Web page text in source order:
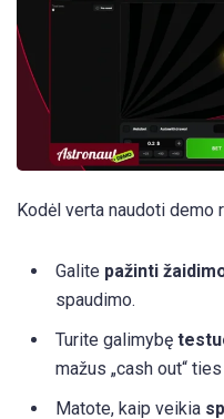
Kodėl verta naudoti demo
Galite pažinti
spaudimo.
Turite galimybę
mažus „cash out“
Matote, kaip veikia